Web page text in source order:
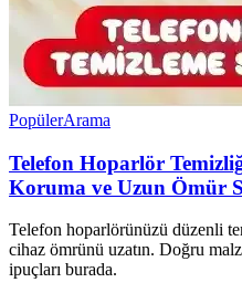
PopülerArama
Telefon Hoparlör
Koruma ve Uzun Ömür
Telefon hoparlörünüzü düzenli
cihaz ömrünü uzatın. Doğru
ipuçları burada.